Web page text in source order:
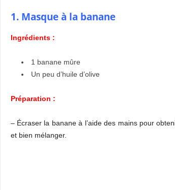
1. Masque à la banane
Ingrédients :
1 banane mûre
Un peu d’huile d’olive
Préparation :
– Écraser la banane à l’aide des mains pour
et bien mélanger.